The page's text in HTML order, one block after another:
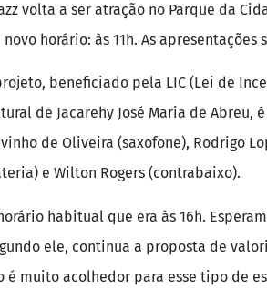
volta a ser atração no Parque da
novo horário: às 11h. As apresentações
beneficiado pela LIC (Lei de
de Jacarehy José Maria de Abreu,
de Oliveira (saxofone), Rodrigo
e Wilton Rogers (contrabaixo).
habitual que era às 16h.
ele, continua a proposta de
é muito acolhedor para esse tipo de